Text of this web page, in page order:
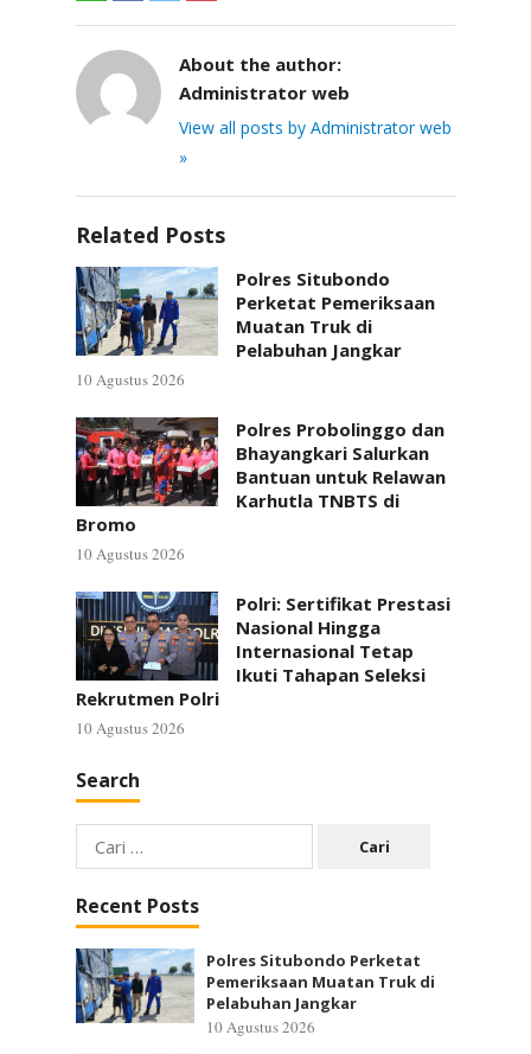
About the author:
Administrator web
View all posts by Administrator web
»
Related Posts
Polres Situbondo
Perketat Pemeriksaan
Muatan Truk di
Pelabuhan Jangkar
10 Agustus 2026
Polres Probolinggo dan
Bhayangkari Salurkan
Bantuan untuk Relawan
Karhutla TNBTS di
Bromo
10 Agustus 2026
Polri: Sertifikat Prestasi
Nasional Hingga
Internasional Tetap
Ikuti Tahapan Seleksi
Rekrutmen Polri
10 Agustus 2026
Search
Cari
untuk:
Recent Posts
Polres Situbondo Perketat
Pemeriksaan Muatan Truk di
Pelabuhan Jangkar
10 Agustus 2026